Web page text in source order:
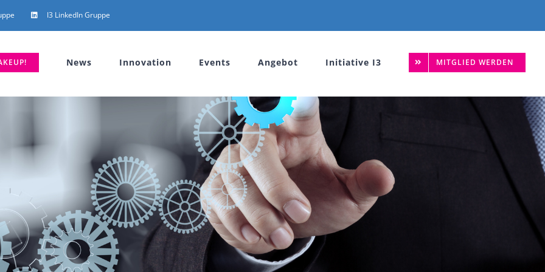
I3 LinkedIn Gruppe
News Innovation Events Angebot Initiative I3 MITGLIED WERDEN